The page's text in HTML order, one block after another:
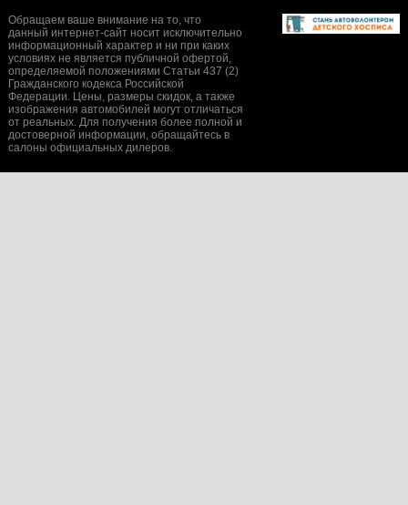
Обращаем ваше внимание на то, что
данный интернет-сайт носит исключительно
информационный характер и ни при каких
условиях не является публичной офертой,
определяемой положениями Статьи 437 (2)
Гражданского кодекса Российской
Федерации. Цены, размеры скидок, а также
изображения автомобилей могут отличаться
от реальных. Для получения более полной и
достоверной информации, обращайтесь в
салоны официальных дилеров.